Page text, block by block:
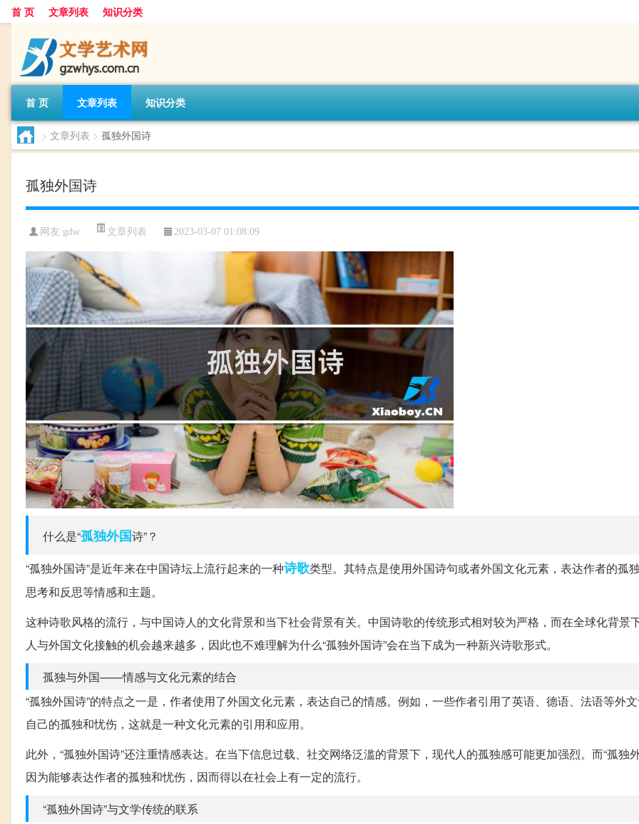
首 页 文章列表 知识分类
首 页 文章列表 知识分类
> 文章列表 > 孤独外国诗
孤独外国诗
网友:gdw 文章列表 2023-03-07 01:08:09
什么是“孤独外国诗”？
“孤独外国诗”是近年来在中国诗坛上流行起来的一种诗歌类型。其特点是使用外国诗句或者外国文化元素，表达作者的孤
思考和反思等情感和主题。
这种诗歌风格的流行，与中国诗人的文化背景和当下社会背景有关。中国诗歌的传统形式相对较为严格，而在全球化背景
人与外国文化接触的机会越来越多，因此也不难理解为什么“孤独外国诗”会在当下成为一种新兴诗歌形式。
孤独与外国——情感与文化元素的结合
“孤独外国诗”的特点之一是，作者使用了外国文化元素，表达自己的情感。例如，一些作者引用了英语、德语、法语等外
自己的孤独和忧伤，这就是一种文化元素的引用和应用。
此外，“孤独外国诗”还注重情感表达。在当下信息过载、社交网络泛滥的背景下，现代人的孤独感可能更加强烈。而“孤独
因为能够表达作者的孤独和忧伤，因而得以在社会上有一定的流行。
“孤独外国诗”与文学传统的联系